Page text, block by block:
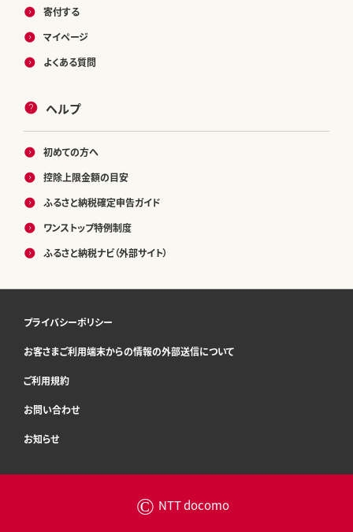
寄付する
マイページ
よくある質問
ヘルプ
初めての方へ
控除上限金額の目安
ふるさと納税確定申告ガイド
ワンストップ特例制度
ふるさと納税ナビ（外部サイト）
プライバシーポリシー
お客さまご利用端末からの情報の外部送信について
ご利用規約
お問い合わせ
お知らせ
© NTT docomo